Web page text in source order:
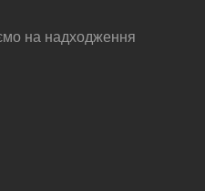
на надходження